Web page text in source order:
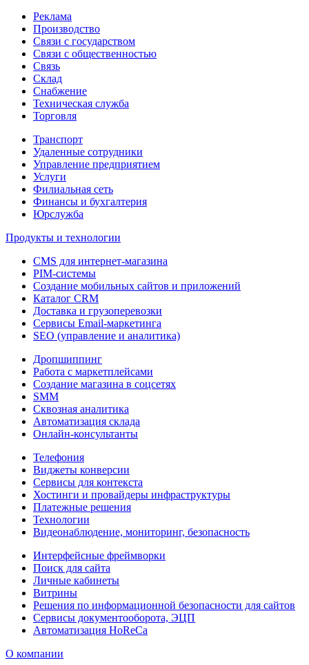
Реклама
Производство
Связи с государством
Связи с общественностью
Связь
Склад
Снабжение
Техническая служба
Торговля
Транспорт
Удаленные сотрудники
Управление предприятием
Услуги
Филиальная сеть
Финансы и бухгалтерия
Юрслужба
Продукты и технологии
CMS для интернет-магазина
PIM-системы
Создание мобильных сайтов и приложений
Каталог CRM
Доставка и грузоперевозки
Сервисы Email-маркетинга
SEO (управление и аналитика)
Дропшиппинг
Работа с маркетплейсами
Создание магазина в соцсетях
SMM
Сквозная аналитика
Автоматизация склада
Онлайн-консультанты
Телефония
Виджеты конверсии
Сервисы для контекста
Хостинги и провайдеры инфраструктуры
Платежные решения
Технологии
Видеонаблюдение, мониторинг, безопасность
Интерфейсные фреймворки
Поиск для сайта
Личные кабинеты
Витрины
Решения по информационной безопасности для сайтов
Сервисы документооборота, ЭЦП
Автоматизация HoReCa
О компании